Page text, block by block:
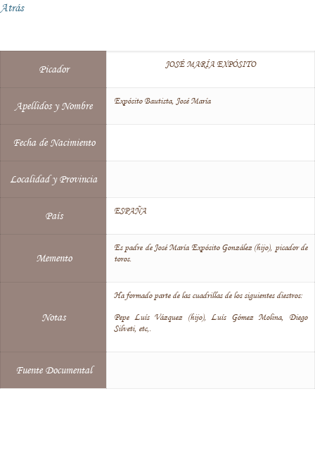
Atrás
Picador JOSÉ MARÍA EXPÓSITO
Apellidos y Nombre Expósito Bautista, José María
Fecha de Nacimiento
Localidad y Provincia
País ESPAÑA
Memento
Es padre de José María Expósito González (hijo), picador de
toros.
Notas
Ha formado parte de las cuadrillas de los siguientes diestros:
Pepe Luís Vázquez (hijo), Luís Gómez Molina, Diego
Silveti, etc,.
Fuente Documental